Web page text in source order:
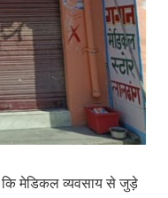
कि मेडिकल व्यवसाय से जुड़े